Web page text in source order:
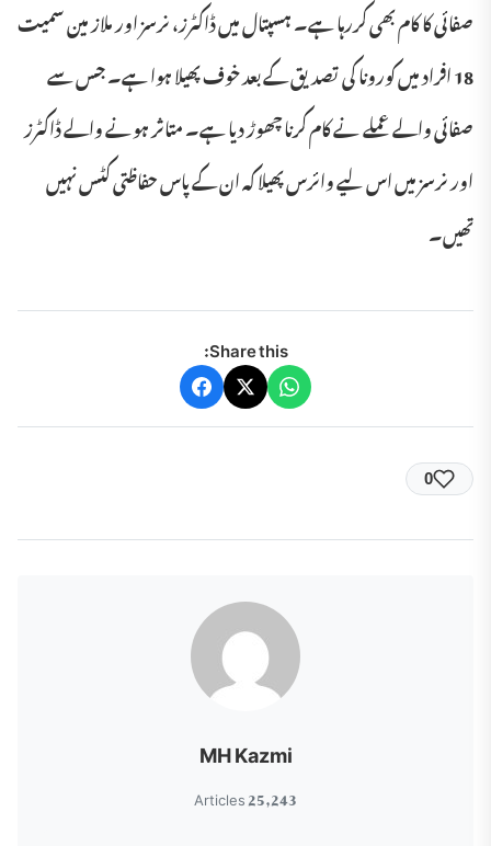
صفائی کا کام بھی کررہا ہے۔ ہسپتال میں ڈاکٹرز، نرسز اور ملاز مین سمیت
18 افراد میں کورونا کی تصدیق کے بعد خوف پھیلا ہوا ہے۔ جس سے
صفائی والے عملے نے کام کرنا چھوڑ دیا ہے۔ متاثر ہونے والے ڈاکٹرز
اور نرسز میں اس لیے وائرس پھیلا کہ ان کے پاس حفاظتی کٹس نہیں
تھیں۔
Share this:
0
MH Kazmi
25,243 Articles